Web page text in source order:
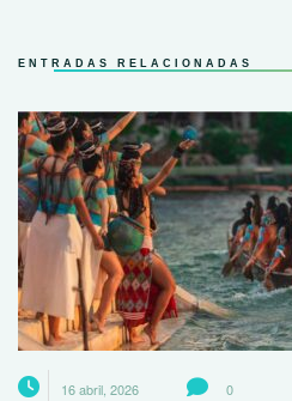
ENTRADAS RELACIONADAS
16 abril, 2026 0